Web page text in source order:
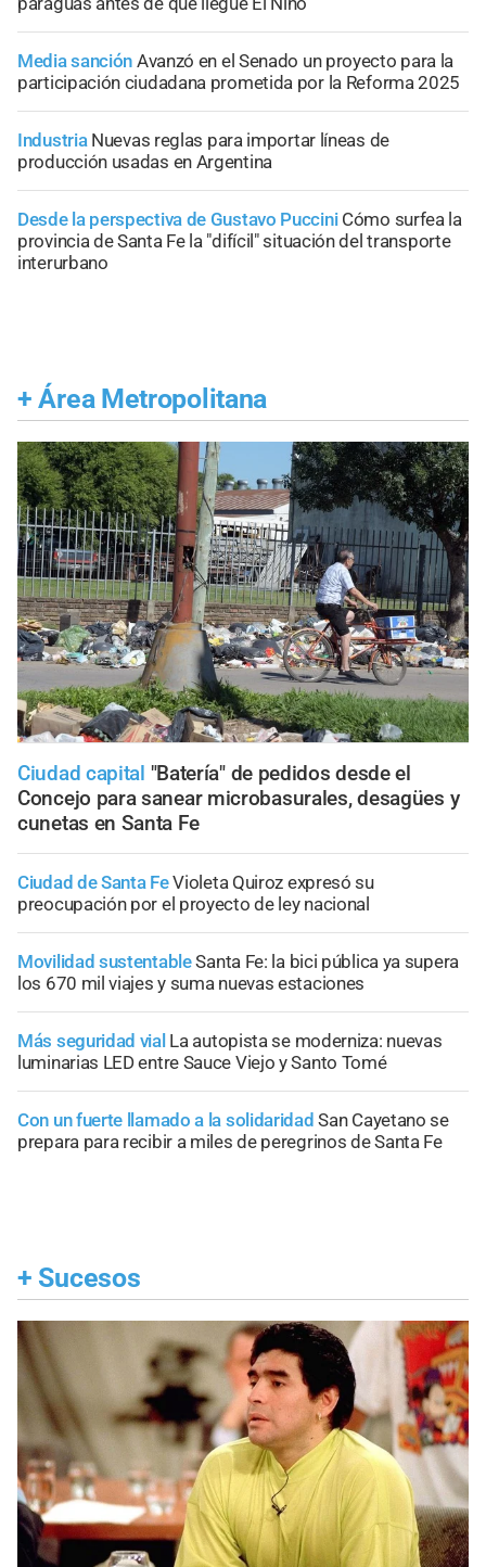
Media sanción Avanzó en el Senado un proyecto para la
participación ciudadana prometida por la Reforma 2025
Industria Nuevas reglas para importar líneas de
producción usadas en Argentina
Desde la perspectiva de Gustavo Puccini Cómo surfea la
provincia de Santa Fe la "difícil" situación del transporte
interurbano
+ Área Metropolitana
Ciudad capital "Batería" de pedidos desde el
Concejo para sanear microbasurales, desagües y
cunetas en Santa Fe
Ciudad de Santa FeVioleta Quiroz expresó su
preocupación por el proyecto de ley nacional
Movilidad sustentableSanta Fe: la bici pública ya supera
los 670 mil viajes y suma nuevas estaciones
Más seguridad vial La autopista se moderniza: nuevas
luminarias LED entre Sauce Viejo y Santo Tomé
Con un fuerte llamado a la solidaridad San Cayetano se
prepara para recibir a miles de peregrinos de Santa Fe
+ Sucesos